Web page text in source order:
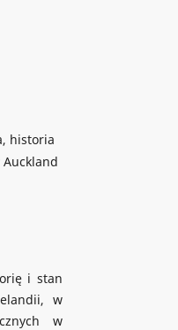
historia
i stan
w
w